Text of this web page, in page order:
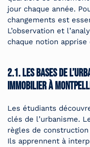
jour chaque année.
changements est
L’observation et
chaque notion apprise
2.1. Les bases de
immobilier à
Les étudiants
clés de l’urbanisme.
règles de
Ils apprennent à